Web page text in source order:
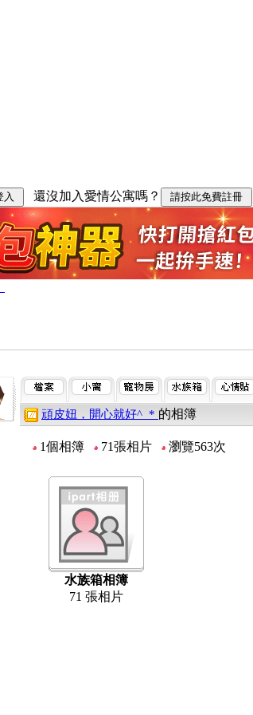
還沒加入愛情公寓嗎？
頑皮妞，開心就好^_* 的相簿
1個相簿 71張相片 瀏覽563次
水族箱相簿
71 張相片